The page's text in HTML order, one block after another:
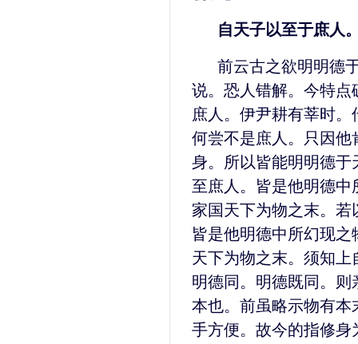
自天子以至于庶人
前云古之欲明明德
说。恐人错解。今特
庶人。伊尹耕有莘时
何尝不是庶人。只因
身。所以皆能明明德
至庶人。皆是他明德
家国天下为物之末。
皆是他明德中所幻现
天下为物之末。须知
明德同。明德既同。
本也。前虽略示物有
手方便。故今的指修